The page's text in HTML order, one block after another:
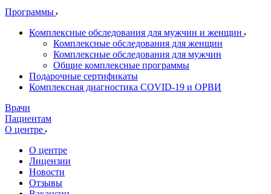
Программы
Комплексные обследования для мужчин и женщин
Комплексные обследования для женщин
Комплексные обследования для мужчин
Общие комплексные программы
Подарочные сертификаты
Комплексная диагностика COVID-19 и ОРВИ
Врачи
Пациентам
О центре
О центре
Лицензии
Новости
Отзывы